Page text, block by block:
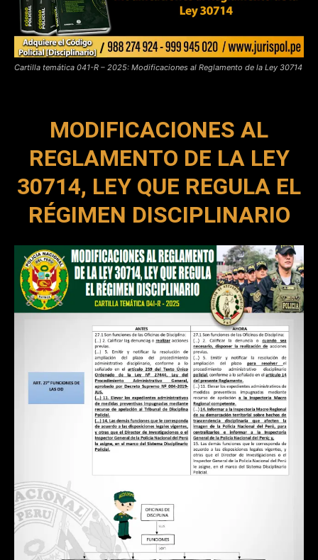
Cartilla temática 041-R – 2025: Modificaciones al Reglamento de la Ley 30714
MODIFICACIONES AL
REGLAMENTO DE LA LEY
30714, LEY QUE REGULA EL
RÉGIMEN DISCIPLINARIO